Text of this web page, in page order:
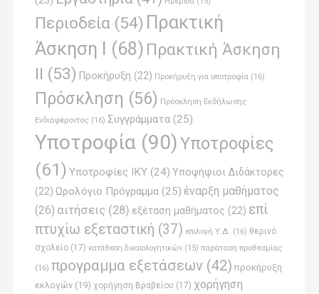
Περιοδεία (54) Πρακτική
Άσκηση Ι
(68) Πρακτική Άσκηση
ΙΙ (53) Προκήρυξη (22) Προκήρυξη για υποτροφία (16)
Πρόσκληση (56) Πρόσκληση Εκδήλωσης
Ενδιαφέροντος (16) Συγγράμματα (25)
Υποτροφία (90)Υποτροφίες
(61) Υποτροφίες ΙΚΥ (24) Υποψήφιοι Διδάκτορες
(22) Ωρολόγιο Πρόγραμμα (25) έναρξη μαθήματος
(26) αιτήσεις (28) εξέταση μαθήματος (22) επί
πτυχίω εξεταστική (37) επιλογή Υ.Δ. (16) θερινό
σχολείο (17) κατάθεση δικαιολογητικών (15) παράταση προθεσμίας
(16) προγραμμα εξετάσεων (42) προκήρυξη
εκλογών (19) χορήγηση Βραβείου (17) χορήγηση